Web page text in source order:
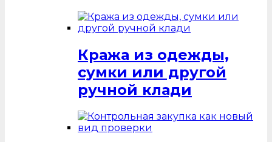
Кража из одежды,
сумки или другой
ручной клади